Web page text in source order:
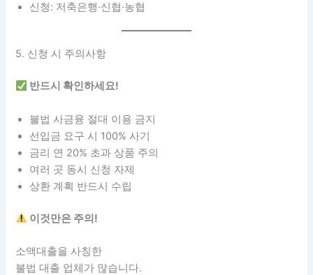
신청: 저축은행·신협·농협
5. 신청 시 주의사항
반드시 확인하세요!
불법 사금융 절대 이용 금지
선입금 요구 시 100% 사기
금리 연 20% 초과 상품 주의
여러 곳 동시 신청 자제
상환 계획 반드시 수립
이것만은 주의!
소액대출을 사칭한
불법 대출 업체가 많습니다.